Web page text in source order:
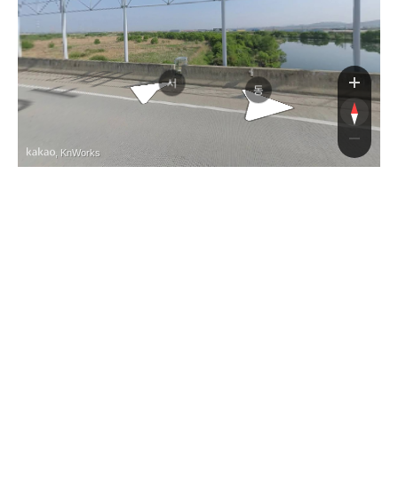
예당평
서
동
, KnWorks